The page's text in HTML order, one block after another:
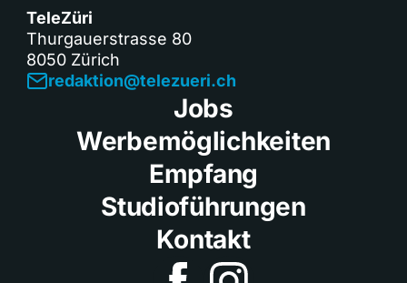
TeleZüri
Thurgauerstrasse 80
8050 Zürich
redaktion@telezueri.ch
Jobs
Werbemöglichkeiten
Empfang
Studioführungen
Kontakt